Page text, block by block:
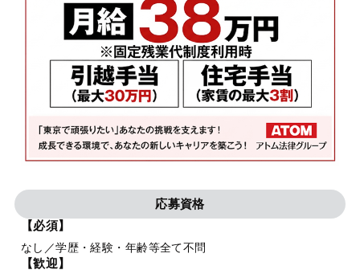
応募資格
【必須】
なし／学歴・経験・年齢等全て不問
【歓迎】